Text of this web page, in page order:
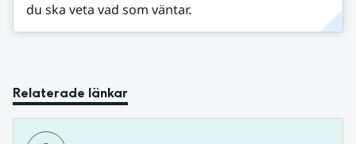
du ska veta vad som väntar.
Relaterade länkar